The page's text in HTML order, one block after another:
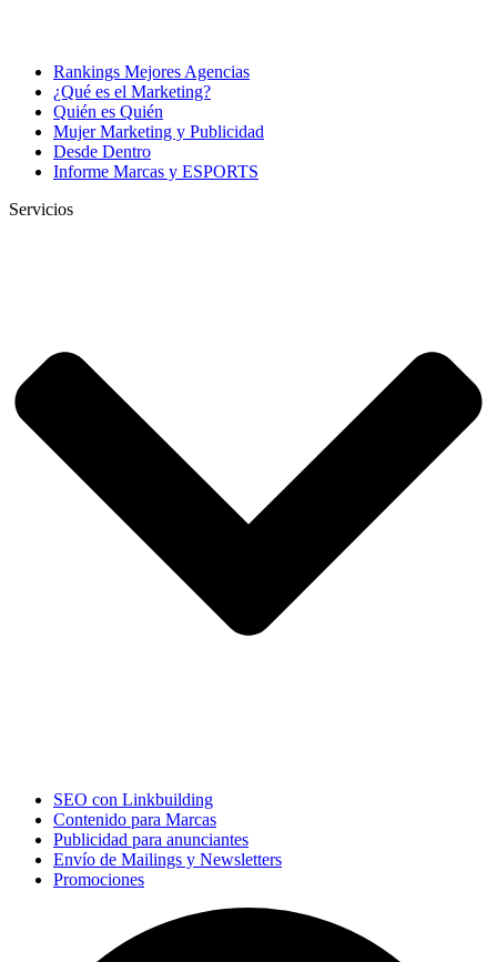
Rankings Mejores Agencias
¿Qué es el Marketing?
Quién es Quién
Mujer Marketing y Publicidad
Desde Dentro
Informe Marcas y ESPORTS
Servicios
SEO con Linkbuilding
Contenido para Marcas
Publicidad para anunciantes
Envío de Mailings y Newsletters
Promociones